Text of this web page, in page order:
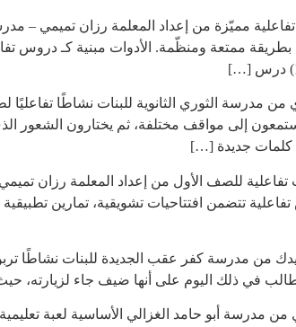
مميّزة من إعداد المعلمة رزان تميمي –
بطريقة ممتعة ومنظّمة. الأدوات مبنية كـ دروس
مدرسة الثوري الثانوية للبنات نشاطًا تفاعليًا
يستمعون إلى مواقف مختلفة، ثم يختارون
جديدة […]
للصف الأول من إعداد المعلمة رزان تميمي
تتضمن افتتاحيات تشويقية، تمارين
من مدرسة كفر عقب الجديدة للبنات نشاطًا
في ذلك اليوم على أنها ضيف جاء
من مدرسة أبو حامد الغزالي الأساسية لعبة